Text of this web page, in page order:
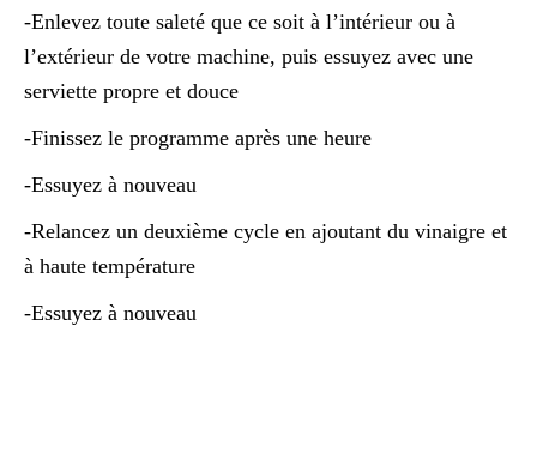
-Enlevez toute saleté que ce soit à l’intérieur ou à
l’extérieur de votre machine, puis essuyez avec une
serviette propre et douce
-Finissez le programme après une heure
-Essuyez à nouveau
-Relancez un deuxième cycle en ajoutant du vinaigre et
à haute température
-Essuyez à nouveau